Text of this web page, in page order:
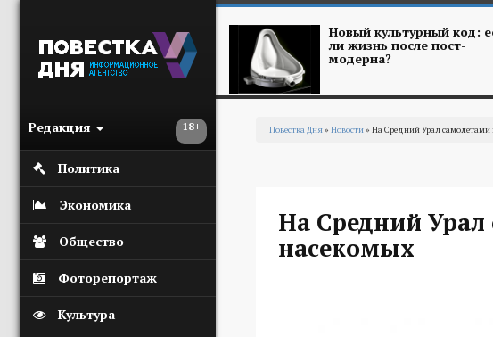
18+
Редакция
Политика
Экономика
Общество
Фоторепортаж
Культура
Новый культурный код:
ли жизнь после пост-
модерна?
Повестка Дня» Новости» На Средний Урал самолетами
На Средний
насекомых